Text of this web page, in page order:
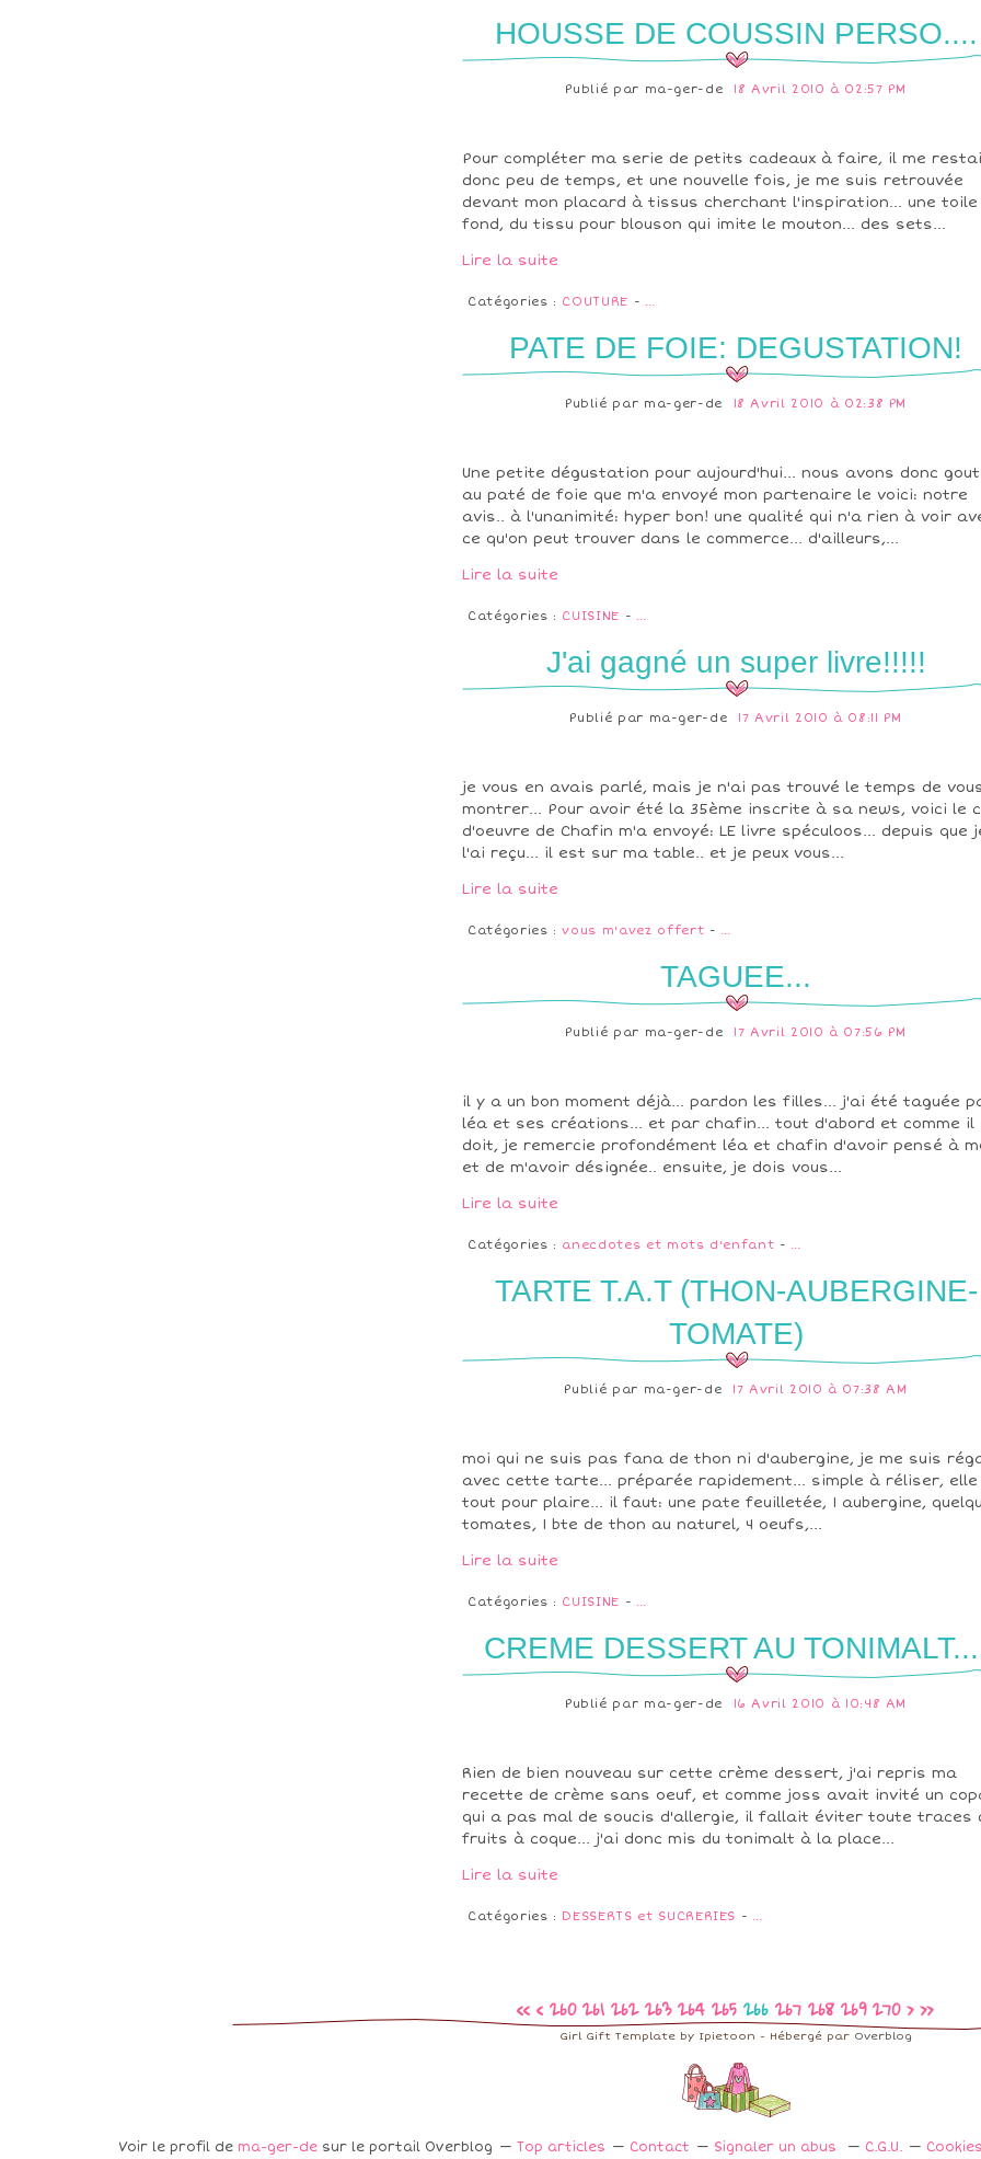
HOUSSE DE COUSSIN PERSO....
Publié par ma-ger-de 18 Avril 2010 à 02:57 PM
Pour compléter ma serie de petits cadeaux à faire, il me
donc peu de temps, et une nouvelle fois, je me suis retrouvée
devant mon placard à tissus cherchant l'inspiration... une toile
fond, du tissu pour blouson qui imite le mouton... des sets...
Lire la suite
Catégories : COUTURE - …
PATE DE FOIE: DEGUSTATION!
Publié par ma-ger-de 18 Avril 2010 à 02:38 PM
Une petite dégustation pour aujourd'hui... nous avons donc
au paté de foie que m'a envoyé mon partenaire le voici: notre
avis.. à l'unanimité: hyper bon! une qualité qui n'a rien à voir
ce qu'on peut trouver dans le commerce... d'ailleurs,...
Lire la suite
Catégories : CUISINE - …
J'ai gagné un super livre!!!!!
Publié par ma-ger-de 17 Avril 2010 à 08:11 PM
je vous en avais parlé, mais je n'ai pas trouvé le temps de
montrer... Pour avoir été la 35ème inscrite à sa news, voici le
d'oeuvre de Chafin m'a envoyé: LE livre spéculoos... depuis que
l'ai reçu... il est sur ma table.. et je peux vous...
Lire la suite
Catégories :vous m'avez offert - …
TAGUEE...
Publié par ma-ger-de 17 Avril 2010 à 07:56 PM
il y a un bon moment déjà... pardon les filles... j'ai été taguée
léa et ses créations... et par chafin... tout d'abord et comme il
doit, je remercie profondément léa et chafin d'avoir pensé à
et de m'avoir désignée.. ensuite, je dois vous...
Lire la suite
Catégories : anecdotes et mots d'enfant - …
TARTE T.A.T (THON-AUBERGINE-
TOMATE)
Publié par ma-ger-de 17 Avril 2010 à 07:38 AM
moi qui ne suis pas fana de thon ni d'aubergine, je me suis
avec cette tarte... préparée rapidement... simple à réliser,
tout pour plaire... il faut: une pate feuilletée, 1 aubergine,
tomates, 1 bte de thon au naturel, 4 oeufs,...
Lire la suite
Catégories : CUISINE - …
CREME DESSERT AU
Publié par ma-ger-de 16 Avril 2010 à 10:48 AM
Rien de bien nouveau sur cette crème dessert, j'ai repris ma
recette de crème sans oeuf, et comme joss avait invité un
qui a pas mal de soucis d'allergie, il fallait éviter toute traces
fruits à coque... j'ai donc mis du tonimalt à la place...
Lire la suite
Catégories : DESSERTS et SUCRERIES - …
<< < 200
210
220
230
240
250
260 261 262 263 264 265 266 267 268 269 270 280
290
300
> >>
Girl Gift Template by Ipietoon - Hébergé par Overblog
Voir le profil de ma-ger-de sur le portail Overblog Top articles Contact Signaler un abus C.G.U.